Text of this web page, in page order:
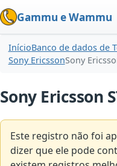
Gammu e Wammu
InícioBanco de dados de
Sony EricssonSony
Sony Ericsson
Este registro não foi
dizer que ele pode